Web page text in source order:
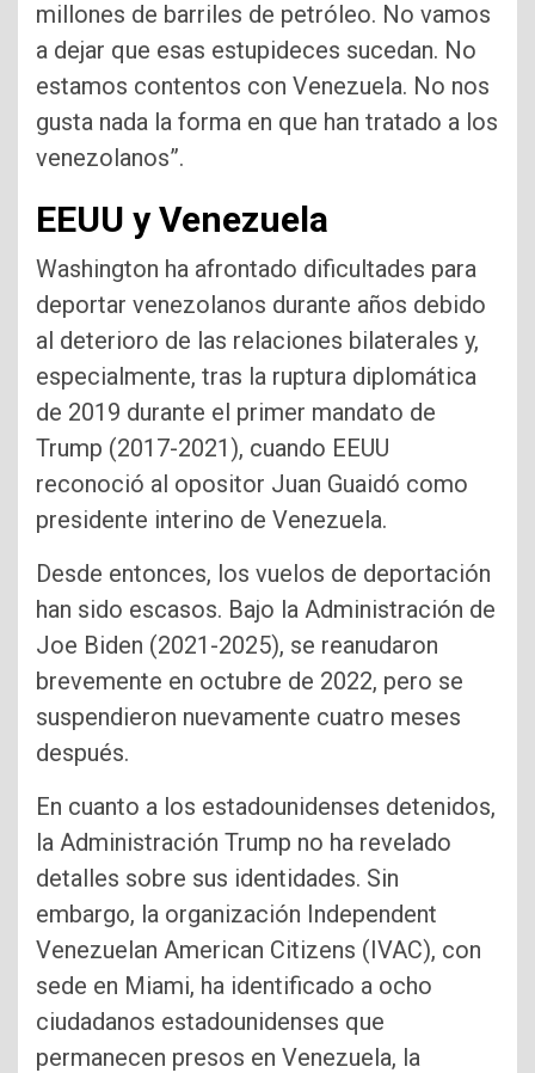
millones de barriles de petróleo. No vamos
a dejar que esas estupideces sucedan. No
estamos contentos con Venezuela. No nos
gusta nada la forma en que han tratado a los
venezolanos”.
EEUU y Venezuela
Washington ha afrontado dificultades para
deportar venezolanos durante años debido
al deterioro de las relaciones bilaterales y,
especialmente, tras la ruptura diplomática
de 2019 durante el primer mandato de
Trump (2017-2021), cuando EEUU
reconoció al opositor Juan Guaidó como
presidente interino de Venezuela.
Desde entonces, los vuelos de deportación
han sido escasos. Bajo la Administración de
Joe Biden (2021-2025), se reanudaron
brevemente en octubre de 2022, pero se
suspendieron nuevamente cuatro meses
después.
En cuanto a los estadounidenses detenidos,
la Administración Trump no ha revelado
detalles sobre sus identidades. Sin
embargo, la organización Independent
Venezuelan American Citizens (IVAC), con
sede en Miami, ha identificado a ocho
ciudadanos estadounidenses que
permanecen presos en Venezuela, la